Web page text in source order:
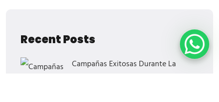
Recent Posts
Campañas Exitosas Durante La